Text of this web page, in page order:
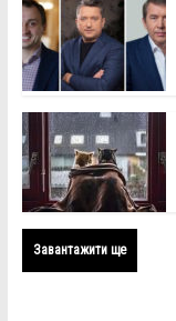
Завантажити ще